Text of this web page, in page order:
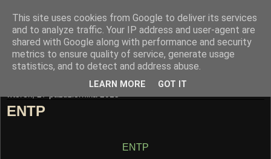
Trasa Nowomostowa
"Mądrość buduje miasto"
ENTP
ENTP
This site uses cookies from Google to deliver its services
and to analyze traffic. Your IP address and user-agent are
shared with Google along with performance and security
metrics to ensure quality of service, generate usage
statistics, and to detect and address abuse.
LEARN MORE GOT IT